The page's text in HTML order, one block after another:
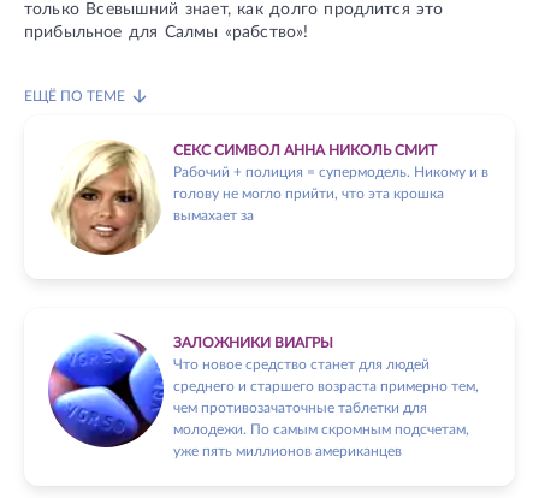
только Всевышний знает, как долго продлится это
прибыльное для Салмы «рабство»!
ЕЩЁ ПО ТЕМЕ
СЕКС СИМВОЛ АННА НИКОЛЬ СМИТ
Рабочий + полиция = супермодель. Никому и в
голову не могло прийти, что эта крошка
вымахает за
ЗАЛОЖНИКИ ВИАГРЫ
Что новое средство станет для людей
среднего и старшего возраста примерно тем,
чем противозачаточные таблетки для
молодежи. По самым скромным подсчетам,
уже пять миллионов американцев